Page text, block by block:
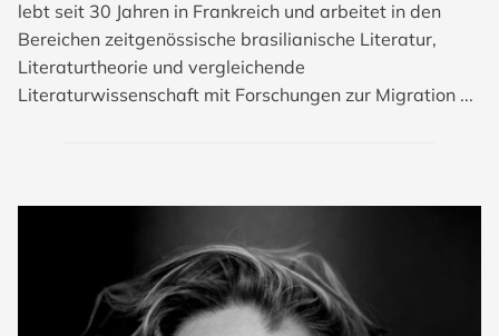
lebt seit 30 Jahren in Frankreich und arbeitet in den
Bereichen zeitgenössische brasilianische Literatur,
Literaturtheorie und vergleichende
Literaturwissenschaft mit Forschungen zur Migration ...